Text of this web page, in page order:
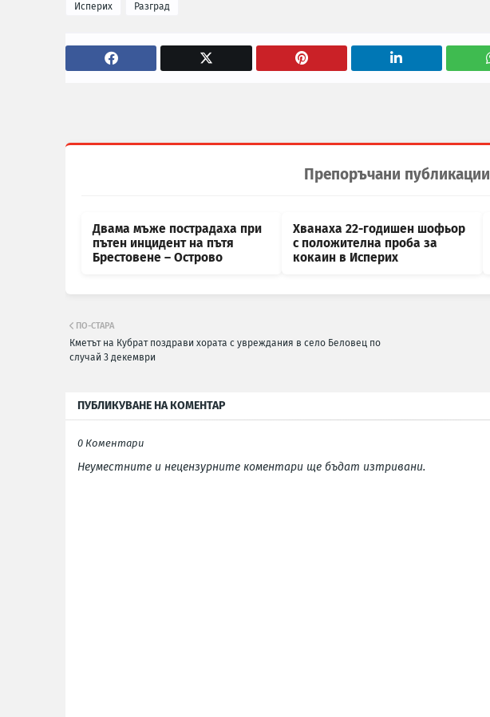
Исперих Разград
Препоръчани публикации
Двама мъже пострадаха при
пътен инцидент на пътя
Брестовене – Острово
Хванаха 22-годишен шофьор
с положителна проба за
кокаин в Исперих
ПО-СТАРА
Кметът на Кубрат поздрави хората с увреждания в село Беловец по
случай 3 декември
ПУБЛИКУВАНЕ НА КОМЕНТАР
0 Коментари
Неуместните и нецензурните коментари ще бъдат изтривани.